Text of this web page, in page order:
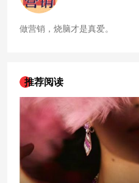
做营销，烧脑才是真爱。
推荐阅读